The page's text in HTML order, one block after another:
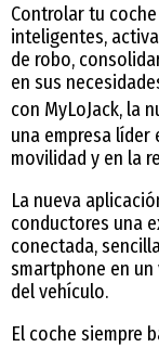
Controlar tu
inteligentes,
de robo,
en sus
con MyLoJack, la
una empresa
movilidad y en la
La nueva
conductores una
conectada,
smartphone en
del vehículo.
El coche siempre